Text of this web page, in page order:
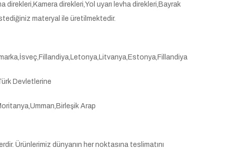
direkleri,Yol uyarı levha direkleri,Bayrak
materyal ile üretilmektedir.
Devletlerine
Arap
Ürünlerimiz dünyanın her noktasına teslimatını